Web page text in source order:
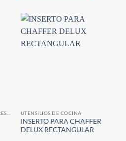
UTENSILIOS DE COCINA
INSERTO PARA CHAFFER
DELUX RECTANGULAR